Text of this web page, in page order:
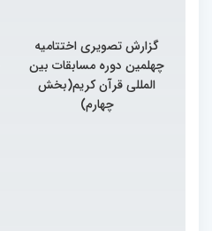
گزارش تصویری اختتامیه
چهلمین دوره مسابقات بین
المللی قرآن کریم(بخش
چهارم)